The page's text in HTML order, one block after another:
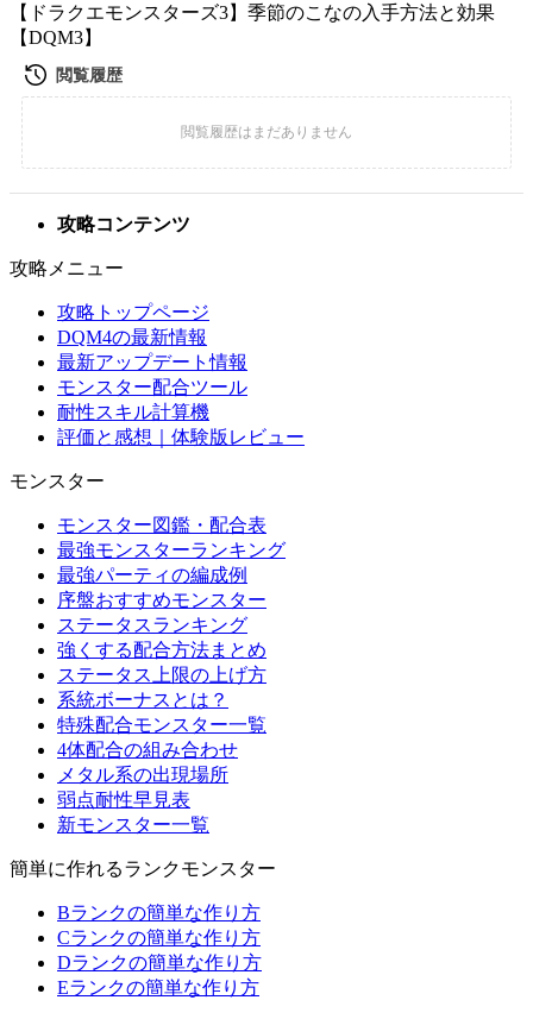
【ドラクエモンスターズ3】季節のこなの入手方法と効果
【DQM3】
攻略コンテンツ
攻略メニュー
攻略トップページ
DQM4の最新情報
最新アップデート情報
モンスター配合ツール
耐性スキル計算機
評価と感想｜体験版レビュー
モンスター
モンスター図鑑・配合表
最強モンスターランキング
最強パーティの編成例
序盤おすすめモンスター
ステータスランキング
強くする配合方法まとめ
ステータス上限の上げ方
系統ボーナスとは？
特殊配合モンスター一覧
4体配合の組み合わせ
メタル系の出現場所
弱点耐性早見表
新モンスター一覧
簡単に作れるランクモンスター
Bランクの簡単な作り方
Cランクの簡単な作り方
Dランクの簡単な作り方
Eランクの簡単な作り方